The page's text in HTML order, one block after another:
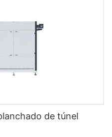
de túnel